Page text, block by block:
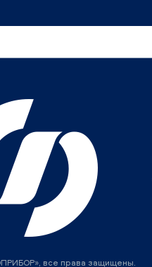
все права защищены.